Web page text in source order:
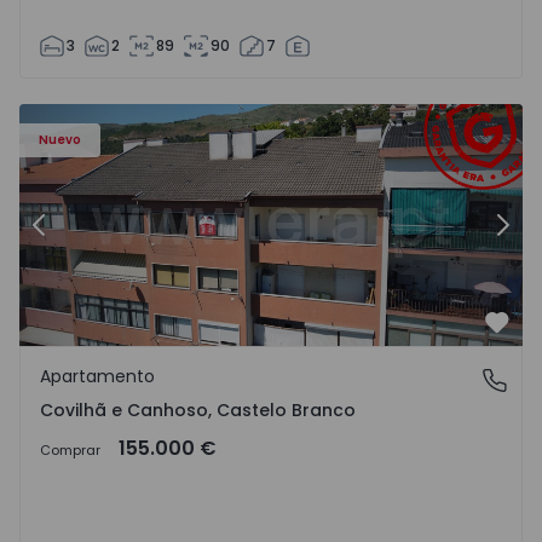
3 2 89 90 7
Nuevo
- 18
Apartamento T2 Covilhã, Covilhã e Canhoso - 1497806 -
Anterior
Covilhã e Canhoso, Castelo Branco
Apartamento
Covilhã e Canhoso, Castelo Branco
Comprar 155.000 €